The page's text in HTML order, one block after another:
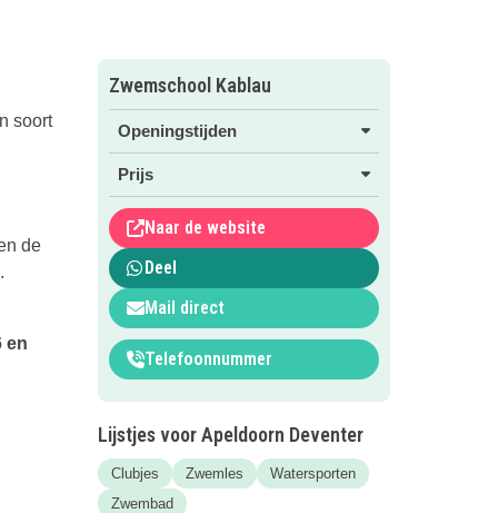
soort
de
en
Zwemschool Kablau
Openingstijden
Prijs
Naar de website
Deel
Mail direct
Telefoonnummer
Lijstjes voor Apeldoorn Deventer
Clubjes Zwemles
Watersporten
Zwembad